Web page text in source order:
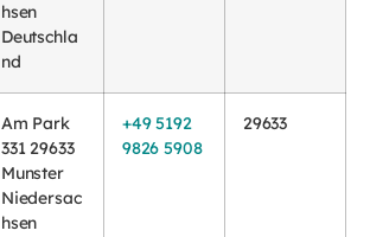
hsen
Deutschla
nd
Am Park
331 29633
Munster
Niedersac
hsen
+49 5192
9826 5908
29633